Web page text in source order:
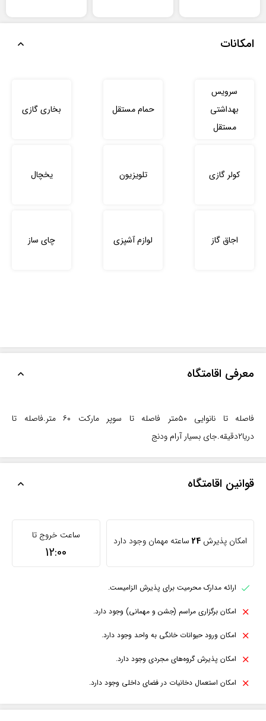
امکانات
سرویس
بهداشتی
مستقل
حمام مستقل بخاری گازی
کولر گازی تلویزیون یخچال
اجاق گاز لوازم آشپزی چای ساز
معرفی اقامتگاه
فاصله تا نانوایی ۵۰متر فاصله تا سوپر مارکت ۶۰ متر.فاصله تا
دریا۲دقیقه.جای بسیار آرام ودنج
قوانین اقامتگاه
امکان پذیرش24ساعته مهمان وجود دارد ساعت خروج تا
12:00
ارائه مدارک محرمیت برای پذیرش الزامیست.
امکان برگزاری مراسم (جشن و مهمانی) وجود دارد.
امکان ورود حیوانات خانگی به واحد وجود دارد.
امکان پذیرش گروه‌های مجردی وجود دارد.
امکان استعمال دخانیات در فضای داخلی وجود دارد.